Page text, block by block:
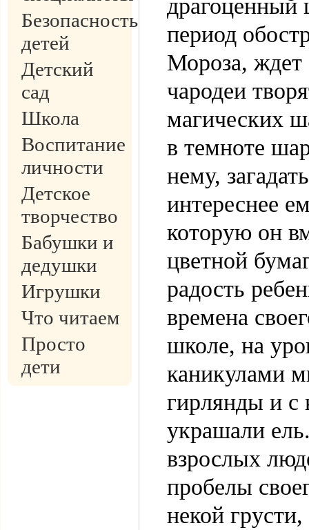
Безопасность
детей
Детский
сад
Школа
Воспитание
личности
Детское
творчество
Бабушки и
дедушки
Игрушки
Что читаем
Просто
дети
драгоценный
период
Мороза, ждет
чародеи
магических
в темноте
нему,
интереснее
которую он
цветной
радость
времена
школе, на
каникулами
гирлянды и с
украшали
взрослых
пробелы
некой